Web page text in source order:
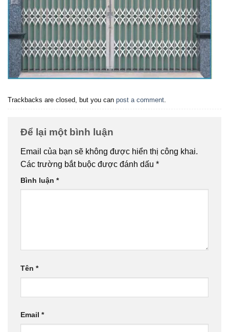
Trackbacks are closed, but you can post a comment
Để lại một bình luận
Email của bạn sẽ không được hiển thị công khai.
Các trường bắt buộc được đánh dấu *
Bình luận *
Tên *
Email *